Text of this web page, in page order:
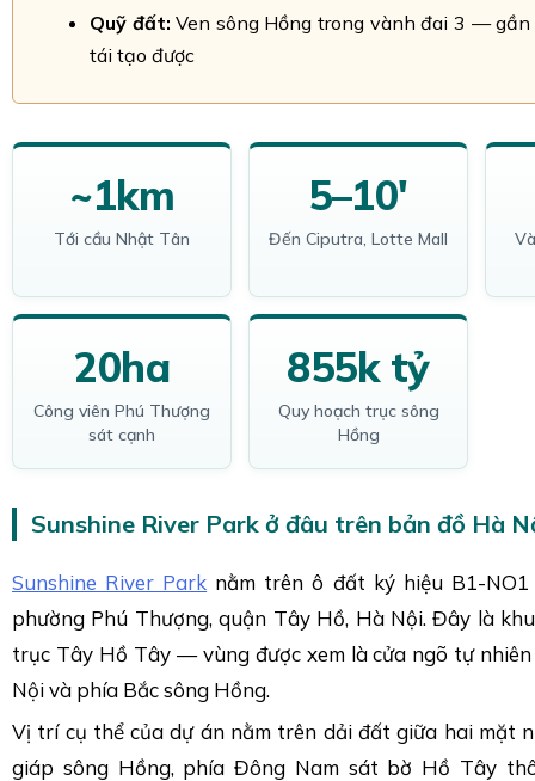
Quỹ đất: Ven sông Hồng trong vành đai 3 —
tái tạo được
~1km
Tới cầu Nhật Tân
5–10'
Đến Ciputra, Lotte Mall
20ha
Công viên Phú Thượng
sát cạnh
855k tỷ
Quy hoạch trục sông
Hồng
Sunshine River Park ở đâu trên bản đồ Hà
Sunshine River Park nằm trên ô đất ký hiệu B1-NO1
phường Phú Thượng, quận Tây Hồ, Hà Nội. Đây là
trục Tây Hồ Tây — vùng được xem là cửa ngõ tự
Nội và phía Bắc sông Hồng.
Vị trí cụ thể của dự án nằm trên dải đất giữa hai mặt
giáp sông Hồng, phía Đông Nam sát bờ Hồ Tây